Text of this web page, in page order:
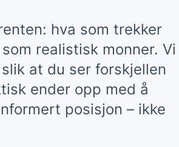
hva som trekker
realistisk monner. Vi
at du ser forskjellen
ender opp med å
posisjon – ikke